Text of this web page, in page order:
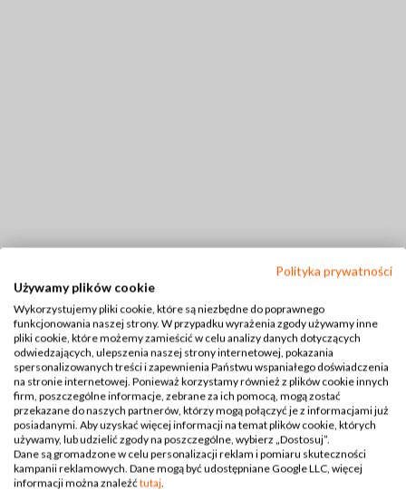
Polityka prywatności
Używamy plików cookie
Wykorzystujemy pliki cookie, które są niezbędne do poprawnego
funkcjonowania naszej strony. W przypadku wyrażenia zgody używamy inne
pliki cookie, które możemy zamieścić w celu analizy danych dotyczących
odwiedzających, ulepszenia naszej strony internetowej, pokazania
spersonalizowanych treści i zapewnienia Państwu wspaniałego doświadczenia
na stronie internetowej. Ponieważ korzystamy również z plików cookie innych
firm, poszczególne informacje, zebrane za ich pomocą, mogą zostać
przekazane do naszych partnerów, którzy mogą połączyć je z informacjami już
posiadanymi. Aby uzyskać więcej informacji na temat plików cookie, których
używamy, lub udzielić zgody na poszczególne, wybierz „Dostosuj”.
Dane są gromadzone w celu personalizacji reklam i pomiaru skuteczności
kampanii reklamowych. Dane mogą być udostępniane Google LLC, więcej
informacji można znaleźćtutaj.